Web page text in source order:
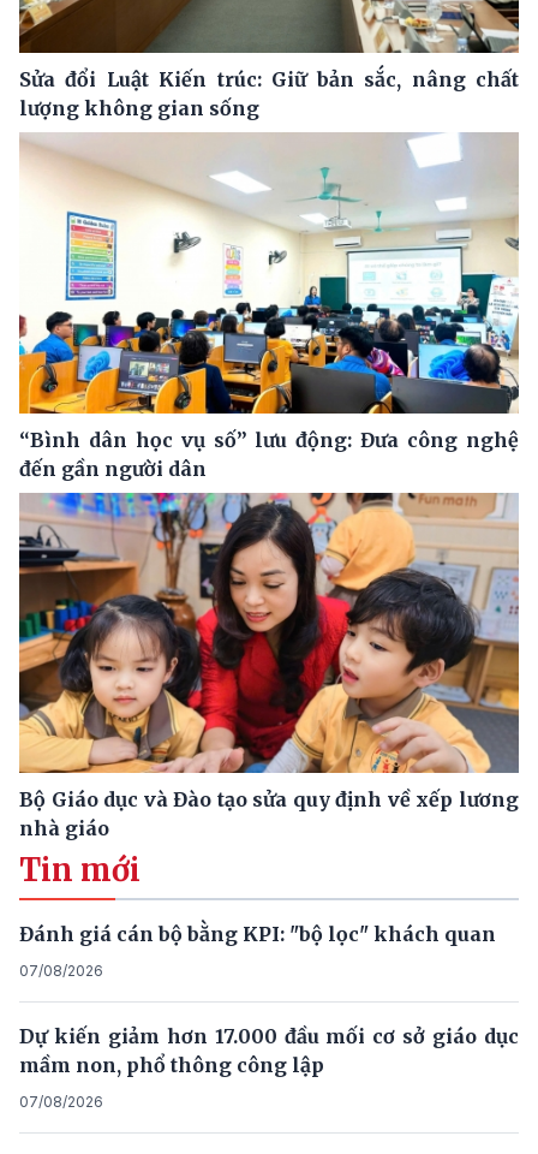
Sửa đổi Luật Kiến trúc: Giữ bản sắc, nâng chất
lượng không gian sống
“Bình dân học vụ số” lưu động: Đưa công nghệ
đến gần người dân
Bộ Giáo dục và Đào tạo sửa quy định về xếp lương
nhà giáo
Tin mới
Đánh giá cán bộ bằng KPI: "bộ lọc" khách quan
07/08/2026
Dự kiến giảm hơn 17.000 đầu mối cơ sở giáo dục
mầm non, phổ thông công lập
07/08/2026